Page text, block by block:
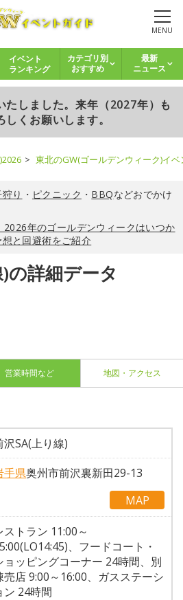
MENU
イベント
ランキング
カテゴリ別
おすすめ
最新
ニュース
たしました。来年（2027年）も
しくお願いします。
東北のGW(ゴールデンウィーク)イ
り ・ ピクニック ・ BBQなどおでかけ
2026年のゴールデンウィークはいつか
と回避術をご紹介
の詳細データ
営業時間など 地図・アクセス
沢SA(上り線)
手県奥州市前沢裏新田29-13
MAP
ストラン 11:00～
、フードコート・
ョッピングコーナー 24時間、別
売店 9:00～16:00、ガスステーシ
ン 24時間